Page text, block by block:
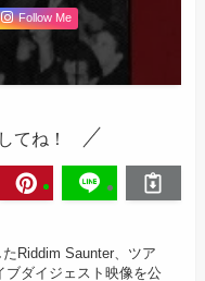
Follow Me
てね！
Riddim Saunter、ツア
ブダイジェスト映像を公